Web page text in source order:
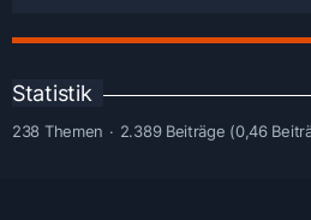
Statistik
238 Themen 2.389 Beiträge (0,46